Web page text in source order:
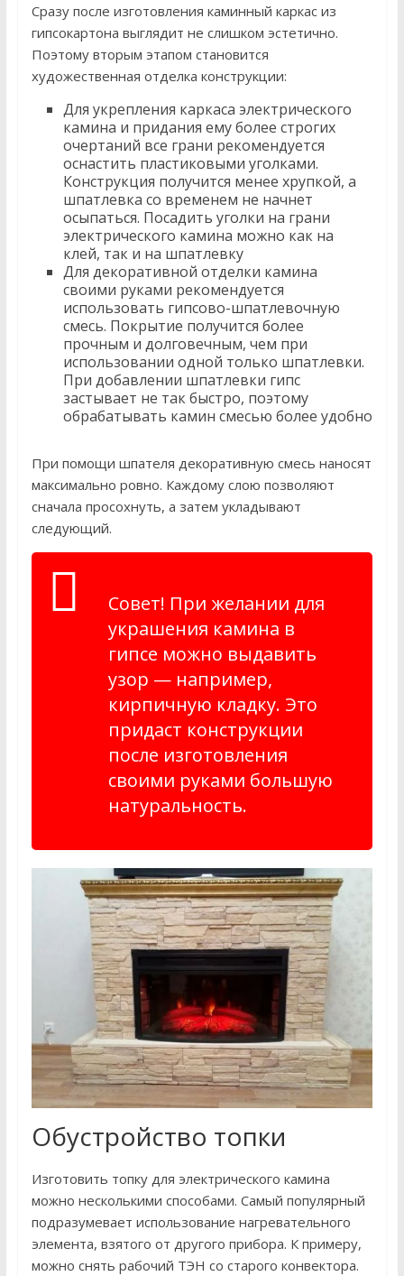
Сразу после изготовления каминный каркас из
гипсокартона выглядит не слишком эстетично.
Поэтому вторым этапом становится
художественная отделка конструкции:
Для укрепления каркаса электрического
камина и придания ему более строгих
очертаний все грани рекомендуется
оснастить пластиковыми уголками.
Конструкция получится менее хрупкой, а
шпатлевка со временем не начнет
осыпаться. Посадить уголки на грани
электрического камина можно как на
клей, так и на шпатлевку
Для декоративной отделки камина
своими руками рекомендуется
использовать гипсово-шпатлевочную
смесь. Покрытие получится более
прочным и долговечным, чем при
использовании одной только шпатлевки.
При добавлении шпатлевки гипс
застывает не так быстро, поэтому
обрабатывать камин смесью более удобно
При помощи шпателя декоративную смесь наносят
максимально ровно. Каждому слою позволяют
сначала просохнуть, а затем укладывают
следующий.
Совет! При желании для
украшения камина в
гипсе можно выдавить
узор — например,
кирпичную кладку. Это
придаст конструкции
после изготовления
своими руками большую
натуральность.
Обустройство топки
Изготовить топку для электрического камина
можно несколькими способами. Самый популярный
подразумевает использование нагревательного
элемента, взятого от другого прибора. К примеру,
можно снять рабочий ТЭН со старого конвектора.